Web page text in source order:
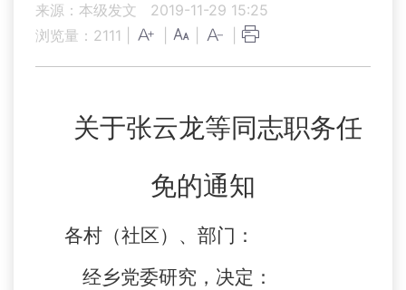
来源：本级发文
2019-11-29 15:25
浏览量： 2111
关于张云龙等同志职务任
免的通知
各村（社区）、部门：
经乡党委研究，决定：